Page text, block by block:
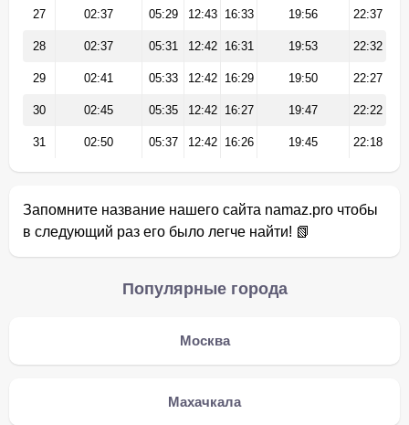
27 02:37 05:29 12:43 16:33 19:56 22:37
28 02:37 05:31 12:42 16:31 19:53 22:32
29 02:41 05:33 12:42 16:29 19:50 22:27
30 02:45 05:35 12:42 16:27 19:47 22:22
31 02:50 05:37 12:42 16:26 19:45 22:18
Запомните название нашего сайта namaz.pro чтобы
в следующий раз его было легче найти! 📗
Популярные города
Москва
Махачкала